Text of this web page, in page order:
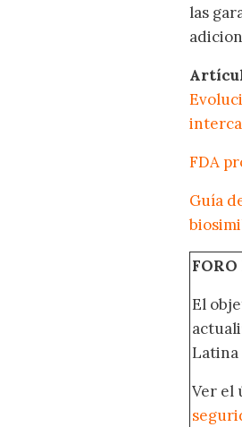
las
FDA
Guía
El
Latina
Ver el